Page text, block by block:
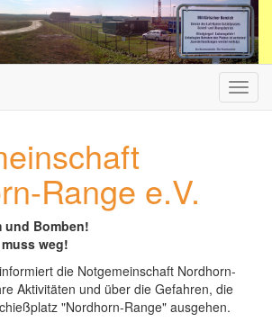
ein-/
Range e.V.
und Bomben!
weg!
die Notgemeinschaft Nordhorn-
Aktivitäten und über die Gefahren, die
"Nordhorn-Range" ausgehen.